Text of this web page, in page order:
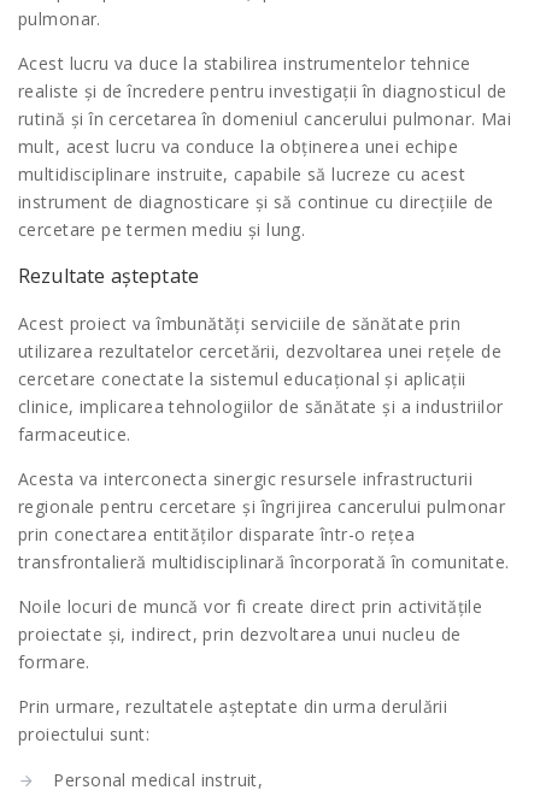
pulmonar.
Acest lucru va duce la stabilirea instrumentelor tehnice
realiste și de încredere pentru investigații în diagnosticul de
rutină și în cercetarea în domeniul cancerului pulmonar. Mai
mult, acest lucru va conduce la obținerea unei echipe
multidisciplinare instruite, capabile să lucreze cu acest
instrument de diagnosticare și să continue cu direcțiile de
cercetare pe termen mediu și lung.
Rezultate așteptate
Acest proiect va îmbunătăți serviciile de sănătate prin
utilizarea rezultatelor cercetării, dezvoltarea unei rețele de
cercetare conectate la sistemul educațional și aplicații
clinice, implicarea tehnologiilor de sănătate și a industriilor
farmaceutice.
Acesta va interconecta sinergic resursele infrastructurii
regionale pentru cercetare și îngrijirea cancerului pulmonar
prin conectarea entităților disparate într-o rețea
transfrontalieră multidisciplinară încorporată în comunitate.
Noile locuri de muncă vor fi create direct prin activitățile
proiectate și, indirect, prin dezvoltarea unui nucleu de
formare.
Prin urmare, rezultatele așteptate din urma derulării
proiectului sunt:
Personal medical instruit,